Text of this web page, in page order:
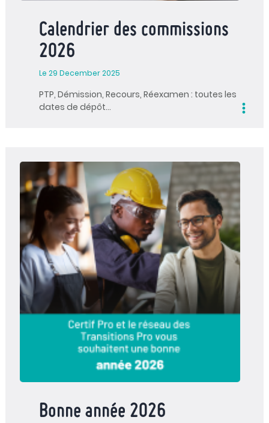
Calendrier des commissions
2026
Le 29 December 2025
PTP, Démission, Recours, Réexamen : toutes les
dates de dépôt…
Bonne année 2026